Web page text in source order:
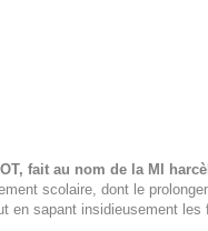
fait au nom de la MI
scolaire, dont le
en sapant insidieusement